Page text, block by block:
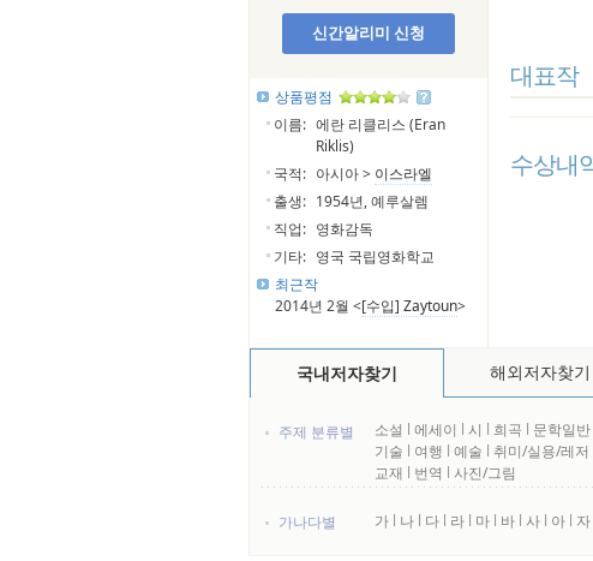
신간알리미 신청
상품평점
이름: 에란 리클리스 (Eran
Riklis)
국적: 아시아 > 이스라엘
출생: 1954년, 예루살렘
직업: 영화감독
기타: 영국 국립영화학교
최근작
2014년 2월 <[수입] Zaytoun>
대표작
수상내
국내저자찾기 해외저자찾기
주제 분류별 소설 l 에세이 l 시 l 희곡 l 문학일반
기술 l 여행 l 예술 l 취미/실용/레저
교재 l 번역 l 사진/그림
가나다별 가 l 나 l 다 l 라 l 마 l 바 l 사 l 아 l 자